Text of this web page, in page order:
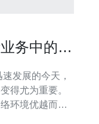
务中的应
发展的今天，
得尤为重要。
环境优越而受